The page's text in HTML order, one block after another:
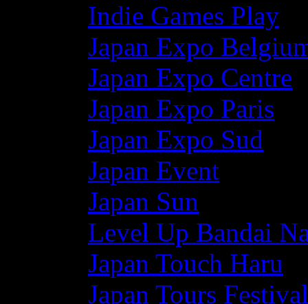
Indie Games Play
Japan Expo
Japan Expo Centre
Japan Expo Paris
Japan Expo Sud
Japan Event
Japan Sun
Level Up Bandai
Japan Touch Haru
Japan Tours Festival